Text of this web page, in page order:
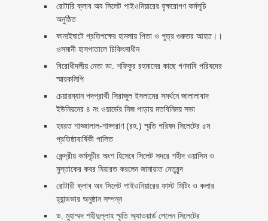
রোটারি ক্লাব অব সিলেট পাইওনিয়ারের বৃক্ষরোপণ কর্মসূচি
অনুষ্ঠিত
কানাইঘাটে প্রতিপক্ষের হামলায় পিতা ও পুত্র গুরুতর আহত।।
ওসমানী হাসপাতালে চিকিৎসাধীন
বিরোধীদলীয় নেতা ডা. শফিকুর রহমানের কাছে গণদাবি পরিষদের
স্মারকলিপি ‎
চেয়ারম্যান পদপ্রার্থী সিরাজুল ইসলামের সমর্থনে জালালাবাদ
ইউনিয়নের ৪ নং ওয়ার্ডের নিজ পাড়ায় মতবিনিময় সভা
হযরত শাহ্জালাল-শাহ্পরাণ (রহ.) স্মৃতি পরিষদ সিলেটের ৫ম
প্রতিষ্ঠাবার্ষিকী পালিত ‎​
কেন্দ্রীয় কর্মসূচীর অংশ হিসেবে সিলেট সদরে শহীদ ওয়াসিম ও
মুস্তাকের কবর যিয়ারত করলেন জামায়াত নেতৃবৃন্দ ‎
রোটারী ক্লাব অব সিলেট পাইওনিয়ারের ফাস্ট মিটিং ও কলার
হ্যান্ডভার অনুষ্ঠান সম্পন্ন
ড. মুহাম্মদ শহীদুল্লাহ স্মৃতি অ্যাওয়ার্ড পেলেন সিলেটের